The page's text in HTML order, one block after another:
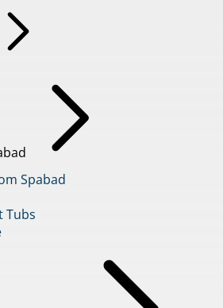
Spabad
Tubs